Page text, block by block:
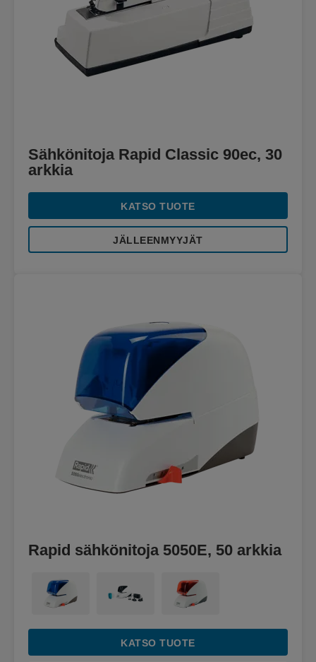
Sähkönitoja Rapid Classic 90ec, 30
arkkia
KATSO TUOTE
JÄLLEENMYYJÄT
Rapid sähkönitoja 5050E, 50 arkkia
KATSO TUOTE